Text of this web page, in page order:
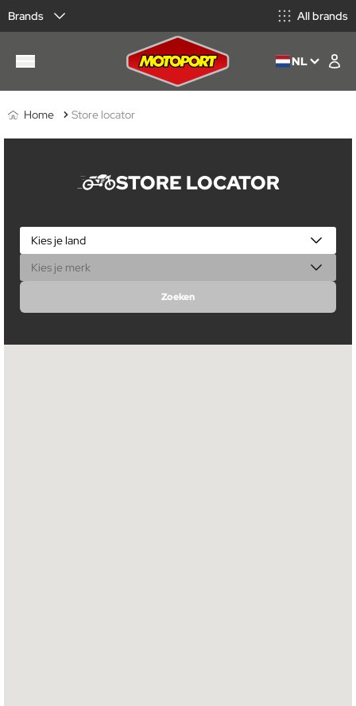
Brands All brands
NL
Home Store locator
STORE LOCATOR
Zoeken